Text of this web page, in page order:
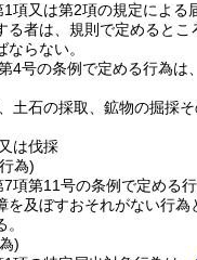
項又は第2項の規定による
る者は、規則で定めるとこ
らない。
4号の条例で定める行為は
土石の採取、鉱物の掘採
は伐採
為)
項第11号の条例で定める
を及ぼすおそれがない行為
)